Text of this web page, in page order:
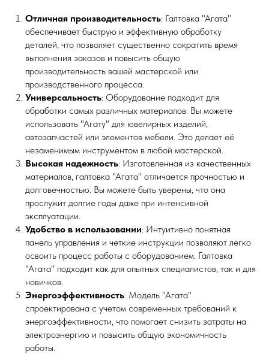
Отличная производительность: Галтовка "Агата"
обеспечивает быструю и эффективную обработку
деталей, что позволяет существенно сократить время
выполнения заказов и повысить общую
производительность вашей мастерской или
производственного процесса.
Универсальность: Оборудование подходит для
обработки самых различных материалов. Вы можете
использовать "Агату" для ювелирных изделий,
автозапчастей или элементов мебели. Это делает её
незаменимым инструментом в любой мастерской.
Высокая надежность: Изготовленная из качественных
материалов, галтовка "Агата" отличается прочностью и
долговечностью. Вы можете быть уверены, что она
прослужит долгие годы даже при интенсивной
эксплуатации.
Удобство в использовании: Интуитивно понятная
панель управления и четкие инструкции позволяют легко
освоить процесс работы с оборудованием. Галтовка
"Агата" подходит как для опытных специалистов, так и для
новичков.
Энергоэффективность: Модель "Агата"
спроектирована с учетом современных требований к
энергоэффективности, что помогает снизить затраты на
электроэнергию и повысить общую экономичность
работы.